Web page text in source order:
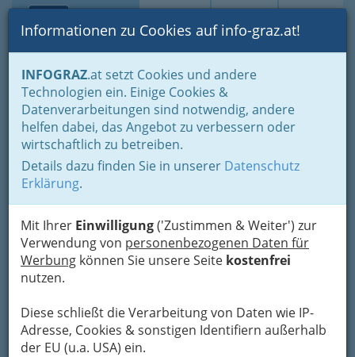
Suche Login Toggle
Informationen zu Cookies auf info-graz.at!
INFOGRAZ.at setzt Cookies und andere
Technologien ein. Einige Cookies &
Datenverarbeitungen sind notwendig, andere
helfen dabei, das Angebot zu verbessern oder
wirtschaftlich zu betreiben.
Details dazu finden Sie in unserer Datenschutz
Erklärung.
Mit Ihrer Einwilligung('Zustimmen & Weiter') zur
Verwendung von personenbezogenen Daten für
Werbung können Sie unsere Seite kostenfrei
nutzen.
Diese schließt die Verarbeitung von Daten wie IP-
Adresse, Cookies & sonstigen Identifiern außerhalb
der EU (u.a. USA) ein.
Home Branchen
Gesundheit und Soziales
Medizin - Spezialgebiete & Alternatives
Akupunktur und Varianten in der Schmerztherapie
Dr. Deli Chen
Geidorfgürtel 20, 8010 Graz
+43 316 321 233
+43 316 381 632
Karte
Adresse mit Google Maps anschauen